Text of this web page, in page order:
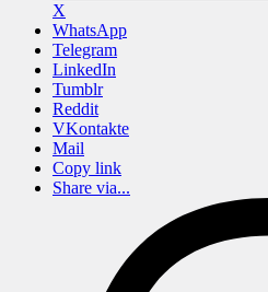
X
WhatsApp
Telegram
LinkedIn
Tumblr
Reddit
VKontakte
Mail
Copy link
Share via...